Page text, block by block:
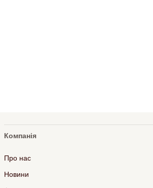
Компанія
Про нас
Новини